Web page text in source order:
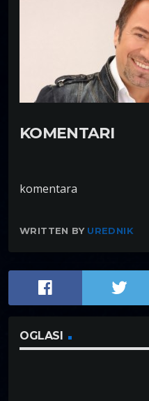
KOMENTARI
komentara
WRITTEN BY UREDNIK
OGLASI